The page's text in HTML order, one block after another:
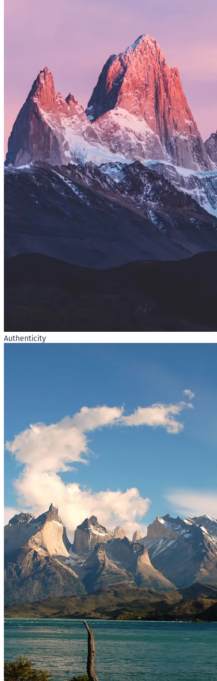
Authenticity